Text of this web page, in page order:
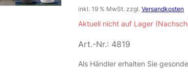
inkl. 19 % MwSt. zzgl.Versandkosten
Aktuell nicht auf Lager
Art.-Nr.: 4819
Als Händler erhalten Sie